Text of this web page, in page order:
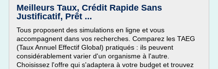
Meilleurs Taux, Crédit Rapide Sans
Justificatif, Prêt ...
Tous proposent des simulations en ligne et vous
accompagnent dans vos recherches. Comparez les TAEG
(Taux Annuel Effectif Global) pratiqués : ils peuvent
considérablement varier d'un organisme à l'autre.
Choisissez l'offre qui s'adaptera à votre budget et trouvez